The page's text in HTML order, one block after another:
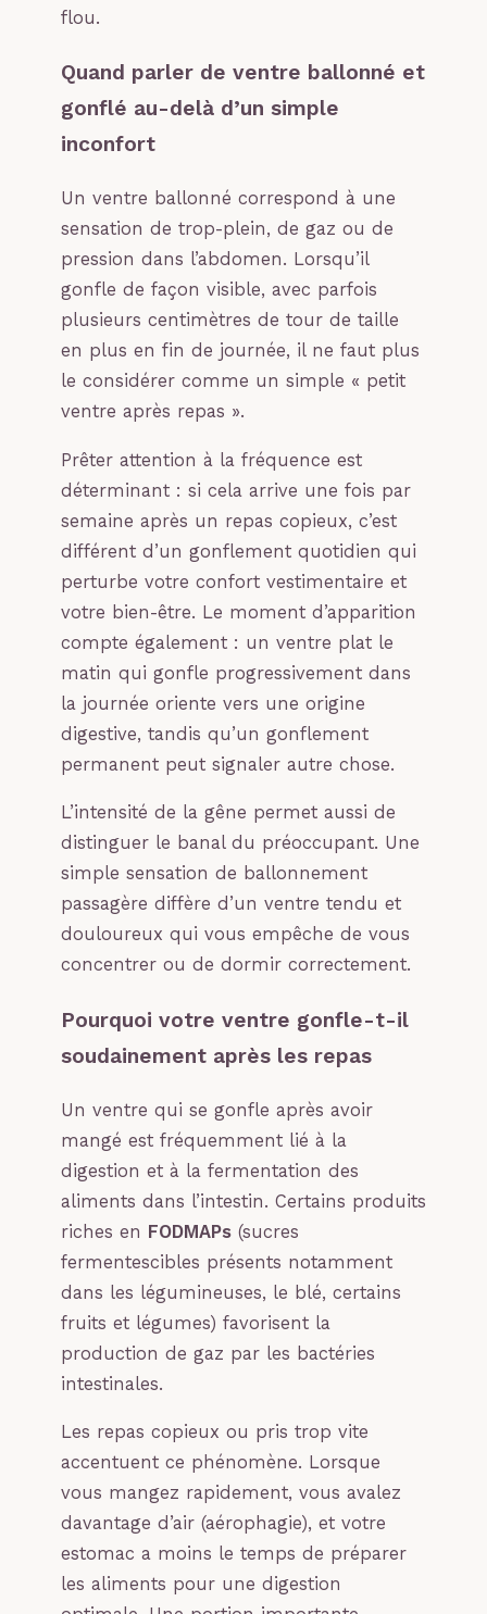
flou.
Quand parler de ventre ballonné et
gonflé au-delà d’un simple
inconfort
Un ventre ballonné correspond à une
sensation de trop-plein, de gaz ou de
pression dans l’abdomen. Lorsqu’il
gonfle de façon visible, avec parfois
plusieurs centimètres de tour de taille
en plus en fin de journée, il ne faut plus
le considérer comme un simple « petit
ventre après repas ».
Prêter attention à la fréquence est
déterminant : si cela arrive une fois par
semaine après un repas copieux, c’est
différent d’un gonflement quotidien qui
perturbe votre confort vestimentaire et
votre bien-être. Le moment d’apparition
compte également : un ventre plat le
matin qui gonfle progressivement dans
la journée oriente vers une origine
digestive, tandis qu’un gonflement
permanent peut signaler autre chose.
L’intensité de la gêne permet aussi de
distinguer le banal du préoccupant. Une
simple sensation de ballonnement
passagère diffère d’un ventre tendu et
douloureux qui vous empêche de vous
concentrer ou de dormir correctement.
Pourquoi votre ventre gonfle-t-il
soudainement après les repas
Un ventre qui se gonfle après avoir
mangé est fréquemment lié à la
digestion et à la fermentation des
aliments dans l’intestin. Certains produits
riches en FODMAPs (sucres
fermentescibles présents notamment
dans les légumineuses, le blé, certains
fruits et légumes) favorisent la
production de gaz par les bactéries
intestinales.
Les repas copieux ou pris trop vite
accentuent ce phénomène. Lorsque
vous mangez rapidement, vous avalez
davantage d’air (aérophagie), et votre
estomac a moins le temps de préparer
les aliments pour une digestion